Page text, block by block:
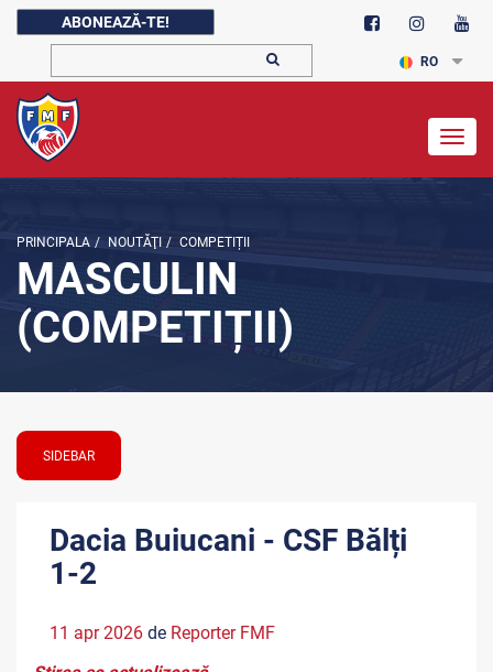
ABONEAZĂ-TE!
RO
PRINCIPALA / NOUTĂŢI / COMPETIȚII
MASCULIN
(COMPETIȚII)
SIDEBAR
Dacia Buiucani - CSF Bălți
1-2
11 apr 2026 de Reporter FMF